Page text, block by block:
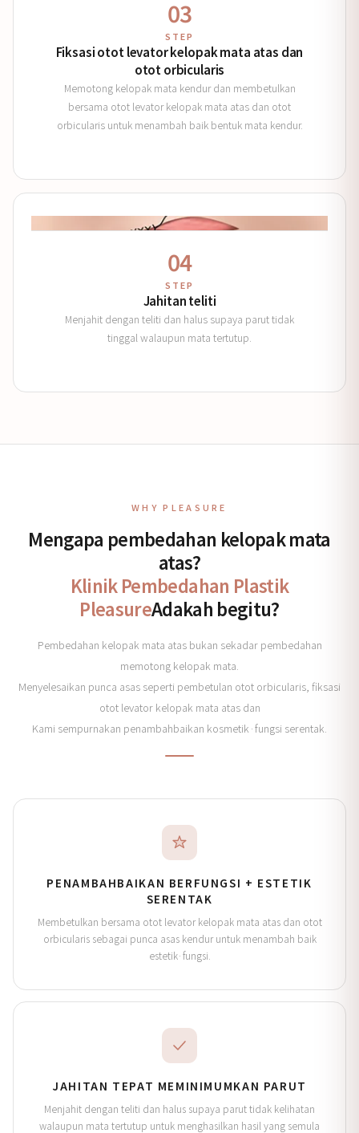
03
STEP
Fiksasi otot levator kelopak mata atas dan
otot orbicularis
Memotong kelopak mata kendur dan membetulkan
bersama otot levator kelopak mata atas dan otot
orbicularis untuk menambah baik bentuk mata kendur.
04
STEP
Jahitan teliti
Menjahit dengan teliti dan halus supaya parut tidak
tinggal walaupun mata tertutup.
WHY PLEASURE
Mengapa pembedahan kelopak mata
atas?
Klinik Pembedahan Plastik
PleasureAdakah begitu?
Pembedahan kelopak mata atas bukan sekadar pembedahan
memotong kelopak mata.
Menyelesaikan punca asas seperti pembetulan otot orbicularis, fiksasi
otot levator kelopak mata atas dan
Kami sempurnakan penambahbaikan kosmetik·fungsi serentak.
PENAMBAHBAIKAN BERFUNGSI + ESTETIK
SERENTAK
Membetulkan bersama otot levator kelopak mata atas dan otot
orbicularis sebagai punca asas kendur untuk menambah baik
estetik·fungsi.
JAHITAN TEPAT MEMINIMUMKAN PARUT
Menjahit dengan teliti dan halus supaya parut tidak kelihatan
walaupun mata tertutup untuk menghasilkan hasil yang semula